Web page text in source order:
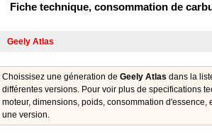
Fiche technique, consommation de
Choissisez une géneration de Geely Atlas dans la
différentes versions. Pour voir plus de specifications
moteur, dimensions, poids, consommation d'essence,
une version.